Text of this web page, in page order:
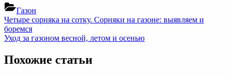
Газон
Навигация
по
Previous
Post:
Четыре сорняка на сотку. Сорняки на газоне: выявляем и
боремся
Next
Уход за газоном весной, летом и осенью
Похожие статьи